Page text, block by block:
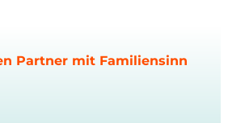
Partner mit Familiensinn